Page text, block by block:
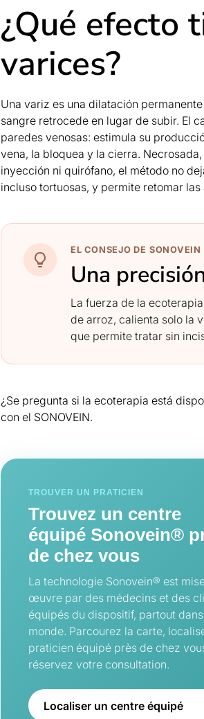
¿Qué efecto
varices?
Una variz es una dilatación
sangre retrocede en lugar de subir. El
paredes venosas: estimula su
vena, la bloquea y la cierra.
inyección ni quirófano, el método no
incluso tortuosas, y permite retomar
EL CONSEJO DE SONOVEIN
Una
La fuerza de la
de arroz, calienta solo la
que permite tratar sin
¿Se pregunta si la ecoterapia está
con el SONOVEIN.
TROUVER UN PRATICIEN
Trouvez un centre
équipé Sonovein®
de chez vous
La technologie Sonovein® est
œuvre par des médecins et des
équipés du dispositif, partout
monde. Parcourez la carte,
praticien équipé près de chez
réservez votre consultation.
Localiser un centre équipé